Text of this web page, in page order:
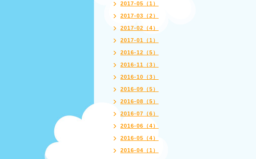
2017-05（1）
2017-03（2）
2017-02（4）
2017-01（1）
2016-12（5）
2016-11（3）
2016-10（3）
2016-09（5）
2016-08（5）
2016-07（6）
2016-06（4）
2016-05（4）
2016-04（1）